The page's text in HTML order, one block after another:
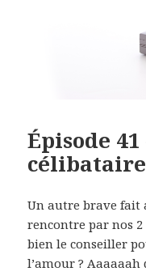
Épisode
Un autre brave fait
rencontre par nos
bien le conseiller
l’amour ? Aaaaaah